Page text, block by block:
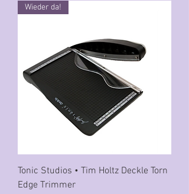
Wieder da!
Tonic Studios • Tim Holtz Deckle Torn
Edge Trimmer